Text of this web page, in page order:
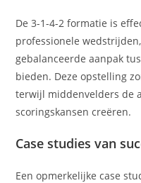
De 3-1-4-2 formatie is
professionele
gebalanceerde aanpak
bieden. Deze opstelling
terwijl middenvelders de
scoringskansen creëren.
Case studies van
Een opmerkelijke case